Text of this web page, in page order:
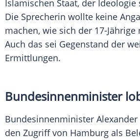
Islamischen Staat, der
Die Sprecherin wollte keine
machen, wie sich der 17-
Auch das sei Gegenstand der
Ermittlungen.
Bundesinnenminister
Bundesinnenminister
den Zugriff von Hamburg als